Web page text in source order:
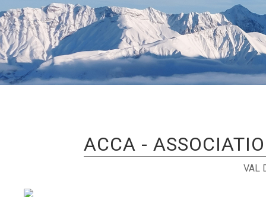
ACCA -
VAL